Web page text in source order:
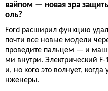
вайпом — новая эра
оль?
Ford расширил функцию
почти все новые модели
проведите пальцем — и
ми внутри. Электрический
и, но кого это волнует,
нженеры.